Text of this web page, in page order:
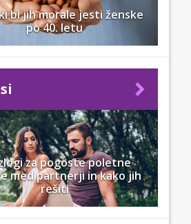
bi jih morale jesti ženske
po 40. letu
za pogoste poletne
med partnerji in kako jih
rešiti